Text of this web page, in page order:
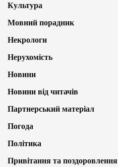
Культура
Мовний порадник
Некрологи
Нерухомість
Новини
Новини від читачів
Партнерський матеріал
Погода
Політика
Привітання та поздоровлення